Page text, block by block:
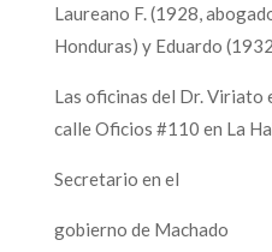
Laureano F. (1928,
Honduras) y Eduardo
Las oficinas del Dr. Viriato
calle Oficios #110 en La
Secretario en el
gobierno de Machado